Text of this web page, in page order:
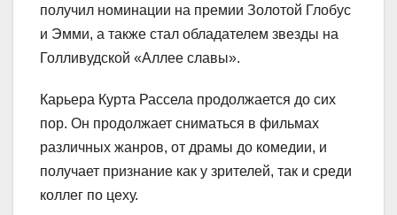
получил номинации на премии Золотой Глобус
и Эмми, а также стал обладателем звезды на
Голливудской «Аллее славы».
Карьера Курта Рассела продолжается до сих
пор. Он продолжает сниматься в фильмах
различных жанров, от драмы до комедии, и
получает признание как у зрителей, так и среди
коллег по цеху.